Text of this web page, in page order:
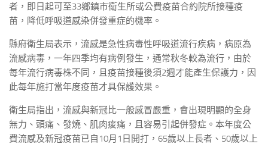
者，即日起可至33鄉鎮市衛生所或公費疫苗合約院所接種疫
苗，降低呼吸道感染併發重症的機率。
縣府衛生局表示，流感是急性病毒性呼吸道流行疾病，病原為
流感病毒，一年四季均有病例發生，通常秋冬較為流行，由於
每年流行病毒株不同，且疫苗接種後須2週才能產生保護力，因
此每年施打當年度疫苗才具保護效果。
衛生局指出，流感與新冠比一般感冒嚴重，會出現明顯的全身
無力、頭痛、發燒、肌肉痠痛，且容易引起併發症。本年度公
費流感及新冠疫苗已自10月1日開打，65歲以上長者、50歲以上